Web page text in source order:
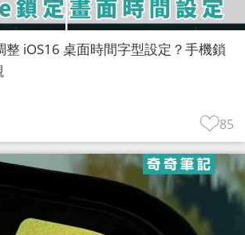
整 iOS16 桌面時間字型設定？手機鎖
85